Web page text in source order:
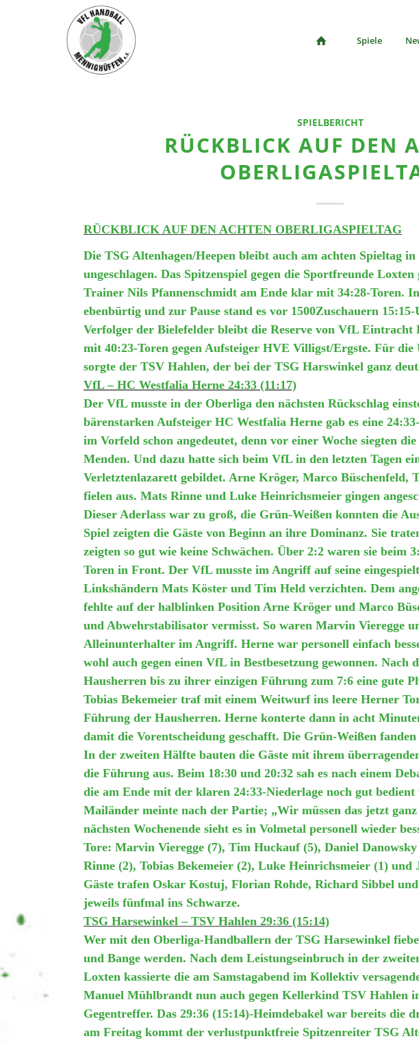
Spiele
SPIELBERICHT
RÜCKBLICK AUF DEN
RÜCKBLICK AUF DEN ACHTEN OBERLIGASPIELTAG
Die TSG Altenhagen/Heepen bleibt auch am achten Spieltag
ungeschlagen. Das Spitzenspiel gegen die Sportfreunde
Trainer Nils Pfannenschmidt am Ende klar mit 34:28-Toren.
ebenbürtig und zur Pause stand es vor 1500Zuschauern
Verfolger der Bielefelder bleibt die Reserve von VfL Eintracht
mit 40:23-Toren gegen Aufsteiger HVE Villigst/Ergste. Für die
sorgte der TSV Hahlen, der bei der TSG Harswinkel ganz
VfL – HC Westfalia Herne 24:33 (11:17)
Der VfL musste in der Oberliga den nächsten Rückschlag
bärenstarken Aufsteiger HC Westfalia Herne gab es eine
im Vorfeld schon angedeutet, denn vor einer Woche siegten
Menden. Und dazu hatte sich beim VfL in den letzten Tagen
Verletztenlazarett gebildet. Arne Kröger, Marco Büschenfeld,
fielen aus. Mats Rinne und Luke Heinrichsmeier gingen
Dieser Aderlass war zu groß, die Grün-Weißen konnten die
Spiel zeigten die Gäste von Beginn an ihre Dominanz. Sie
zeigten so gut wie keine Schwächen. Über 2:2 waren sie beim
Toren in Front. Der VfL musste im Angriff auf seine
Linkshändern Mats Köster und Tim Held verzichten. Dem
fehlte auf der halblinken Position Arne Kröger und Marco
und Abwehrstabilisator vermisst. So waren Marvin Vieregge
Alleinunterhalter im Angriff. Herne war personell einfach
wohl auch gegen einen VfL in Bestbesetzung gewonnen. Nach
Hausherren bis zu ihrer einzigen Führung zum 7:6 eine gute
Tobias Bekemeier traf mit einem Weitwurf ins leere Herner
Führung der Hausherren. Herne konterte dann in acht
damit die Vorentscheidung geschafft. Die Grün-Weißen
In der zweiten Hälfte bauten die Gäste mit ihrem
die Führung aus. Beim 18:30 und 20:32 sah es nach einem
die am Ende mit der klaren 24:33-Niederlage noch gut
Mailänder meinte nach der Partie; „Wir müssen das jetzt
nächsten Wochenende sieht es in Volmetal personell wieder
Tore: Marvin Vieregge (7), Tim Huckauf (5), Daniel
Rinne (2), Tobias Bekemeier (2), Luke Heinrichsmeier (1)
Gäste trafen Oskar Kostuj, Florian Rohde, Richard Sibbel
jeweils fünfmal ins Schwarze.
TSG Harsewinkel – TSV Hahlen 29:36 (15:14)
Wer mit den Oberliga-Handballern der TSG Harsewinkel
und Bange werden. Nach dem Leistungseinbruch in der
Loxten kassierte die am Samstagabend im Kollektiv
Manuel Mühlbrandt nun auch gegen Kellerkind TSV Hahlen
Gegentreffer. Das 29:36 (15:14)-Heimdebakel war bereits die
am Freitag kommt der verlustpunktfreie Spitzenreiter TSG